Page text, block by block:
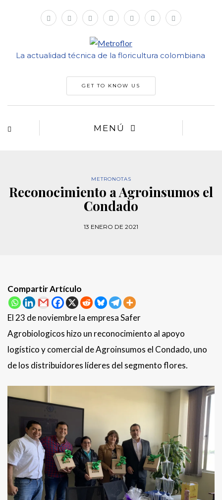
La actualidad técnica de la floricultura colombiana
GET TO KNOW US
MENÚ
METRONOTAS
Reconocimiento a Agroinsumos el
Condado
13 ENERO DE 2021
Compartir Artículo
El 23 de noviembre la empresa Safer
Agrobiologicos hizo un reconocimiento al apoyo
logístico y comercial de Agroinsumos el Condado, uno
de los distribuidores líderes del segmento flores.